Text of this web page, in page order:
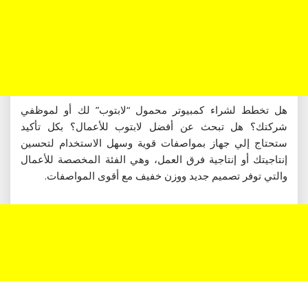
هل تخطط لشراء كمبيوتر محمول “لابتوب” لك أو لموظفي
شركتك؟ هل تبحث عن أفضل لابتوب للأعمال؟ بكل تأكيد
ستحتاج إلي جهاز بمواصفات قوية وسهل الاستخدام لتحسين
إنتاجيتك أو إنتاجية فرق العمل، وهي الفئة المخصصة للأعمال
والتي توفر تصميم جديد ووزن خفيف مع أقوى المواصفات.